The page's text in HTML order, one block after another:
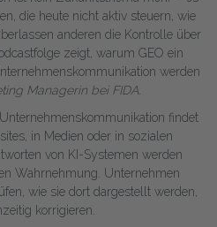
die heute nicht aktiv steuern, wie
anderen die Kontrolle über
zeigt, warum GEO ein
werden
Managerin bei FIDA.
findet
in Medien oder in sozialen
von KI-Systemen werden
Wahrnehmung. Unternehmen
wie sie dort dargestellt werden,
korrigieren.